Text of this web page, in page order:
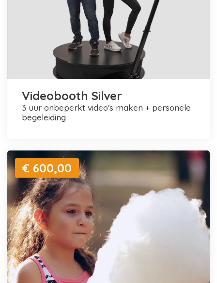
Videobooth Silver
3 uur onbeperkt video's maken + personele
begeleiding
€ 600,00